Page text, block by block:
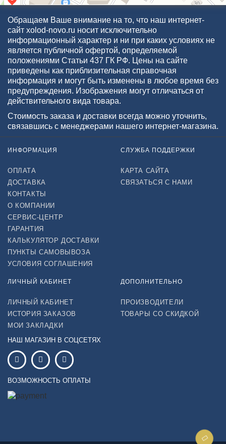
Обращаем Ваше внимание на то, что наш интернет-
сайт xolod-novo.ru носит исключительно
информационный характер и ни при каких условиях не
является публичной офертой, определяемой
положениями Статьи 437 ГК РФ. Цены на сайте
приведены как приблизительная справочная
информация и могут быть изменены в любое время без
предупреждения. Изображения могут отличаться от
действительного вида товара.
Стоимость заказа и доставки всегда можно уточнить,
связавшись с менеджерами нашего интернет-магазина.
ИНФОРМАЦИЯ
ОПЛАТА
ДОСТАВКА
КОНТАКТЫ
О КОМПАНИИ
СЕРВИС-ЦЕНТР
ГАРАНТИЯ
КАЛЬКУЛЯТОР ДОСТАВКИ
ПУНКТЫ САМОВЫВОЗА
УСЛОВИЯ СОГЛАШЕНИЯ
СЛУЖБА ПОДДЕРЖКИ
КАРТА САЙТА
СВЯЗАТЬСЯ С НАМИ
ЛИЧНЫЙ КАБИНЕТ
ЛИЧНЫЙ КАБИНЕТ
ИСТОРИЯ ЗАКАЗОВ
МОИ ЗАКЛАДКИ
ДОПОЛНИТЕЛЬНО
ПРОИЗВОДИТЕЛИ
ТОВАРЫ СО СКИДКОЙ
НАШ МАГАЗИН В СОЦСЕТЯХ
ВОЗМОЖНОСТЬ ОПЛАТЫ